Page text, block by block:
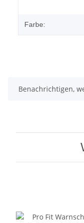
Farbe:
Benachrichtigen,